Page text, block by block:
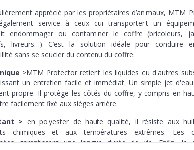
apprécié par les propriétaires d’animaux, MTM
service à ceux qui transportent un
endommager ou contaminer le coffre (bricoleurs,
livreurs…). C’est la solution idéale pour conduire
sans se soucier du contenu du coffre.
>MTM Protector retient les liquides ou d'autres
un entretien facile et immédiat. Un simple jet
propre. Il protège les côtés du coffre, y compris en
facilement fixé aux sièges arrière.
> en polyester de haute qualité, il résiste aux
chimiques et aux températures extrêmes. Les
garantissent une longue durée de vie. Enfin, le